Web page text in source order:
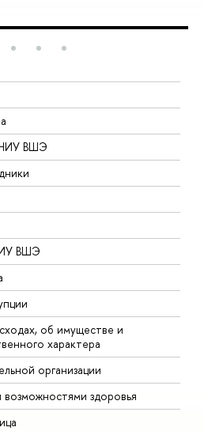
НИУ ВШЭ
ВШЭ
об имуществе и
характера
организации
здоровья